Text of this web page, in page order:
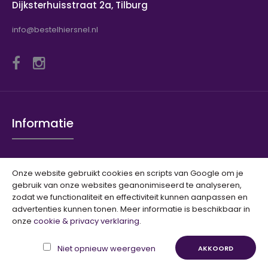
Onze website gebruikt cookies en scripts van Google om je
gebruik van onze websites geanonimiseerd te analyseren,
zodat we functionaliteit en effectiviteit kunnen aanpassen en
advertenties kunnen tonen. Meer informatie is beschikbaar in
onze cookie & privacy verklaring.
Niet opnieuw weergeven AKKOORD
Jane Lushka dress long STEFFI BlueMooie soepele jurk van
SALE
Dijksterhuisstraat 2a, Tilburg
info@bestelhiersnel.nl
Informatie
Over Ons
Verzenden
Privacy
Algemene Voorwaarden
Sitemap